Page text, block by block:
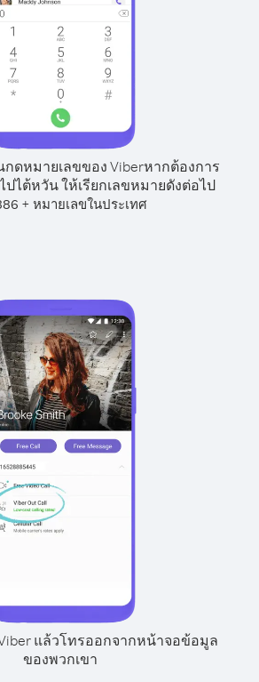
ดหมายเลขของ Viberหากต้องการ
ปไต้หวัน ให้เรียกเลขหมายดังต่อไป
+ หมายเลขในประเทศ
แล้วโทรออกจากหน้าจอข้อมูล
ของพวกเขา